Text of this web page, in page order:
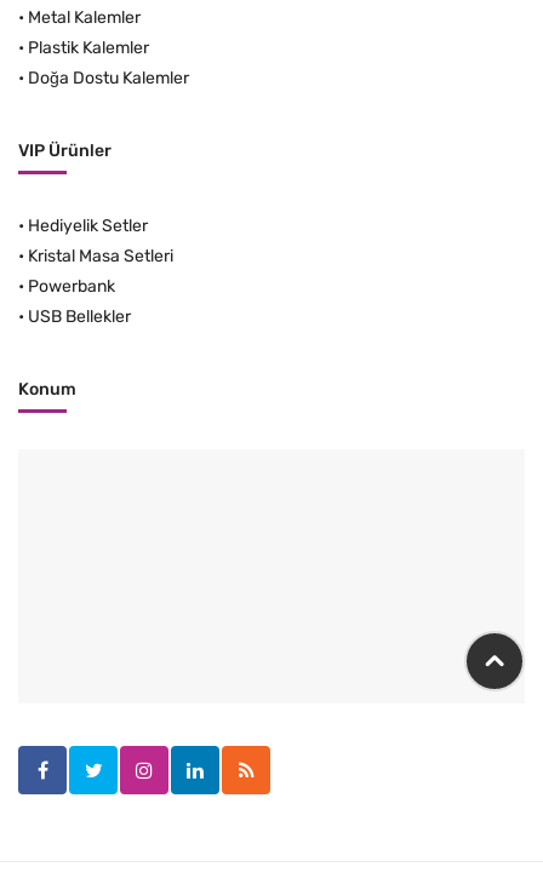
• Metal Kalemler
• Plastik Kalemler
• Doğa Dostu Kalemler
VIP Ürünler
• Hediyelik Setler
• Kristal Masa Setleri
• Powerbank
• USB Bellekler
Konum